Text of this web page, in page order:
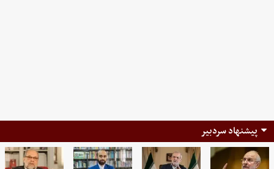
پیشنهاد سردبیر